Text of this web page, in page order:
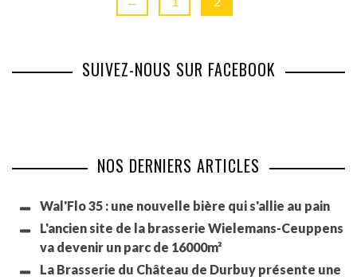
SUIVEZ-NOUS SUR FACEBOOK
NOS DERNIERS ARTICLES
Wal'Flo 35 : une nouvelle bière qui s'allie au pain
L'ancien site de la brasserie Wielemans-Ceuppens
va devenir un parc de 16000m²
La Brasserie du Château de Durbuy présente une